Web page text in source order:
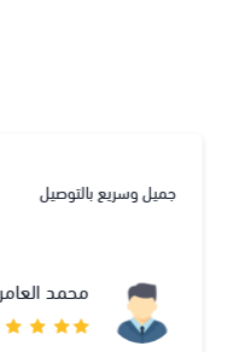
جميل وسريع بالتوصيل
محمد